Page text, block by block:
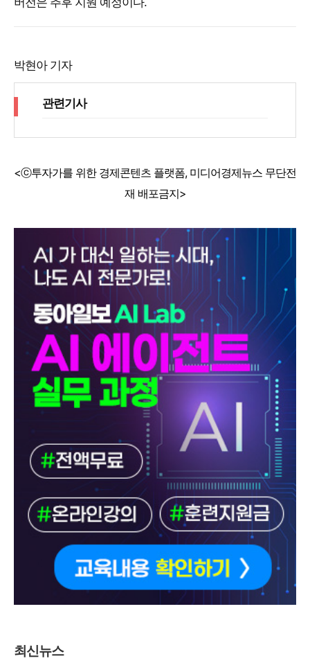
박현아 기자
관련기사
<ⓒ투자가를 위한 경제콘텐츠 플랫폼, 미디어경제뉴스 무단전
재 배포금지>
최신뉴스